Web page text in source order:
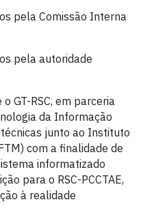
pela Comissão Interna
pela autoridade
GT-RSC, em parceria
da Informação
junto ao Instituto
com a finalidade de
informatizado
para o RSC-PCCTAE,
à realidade